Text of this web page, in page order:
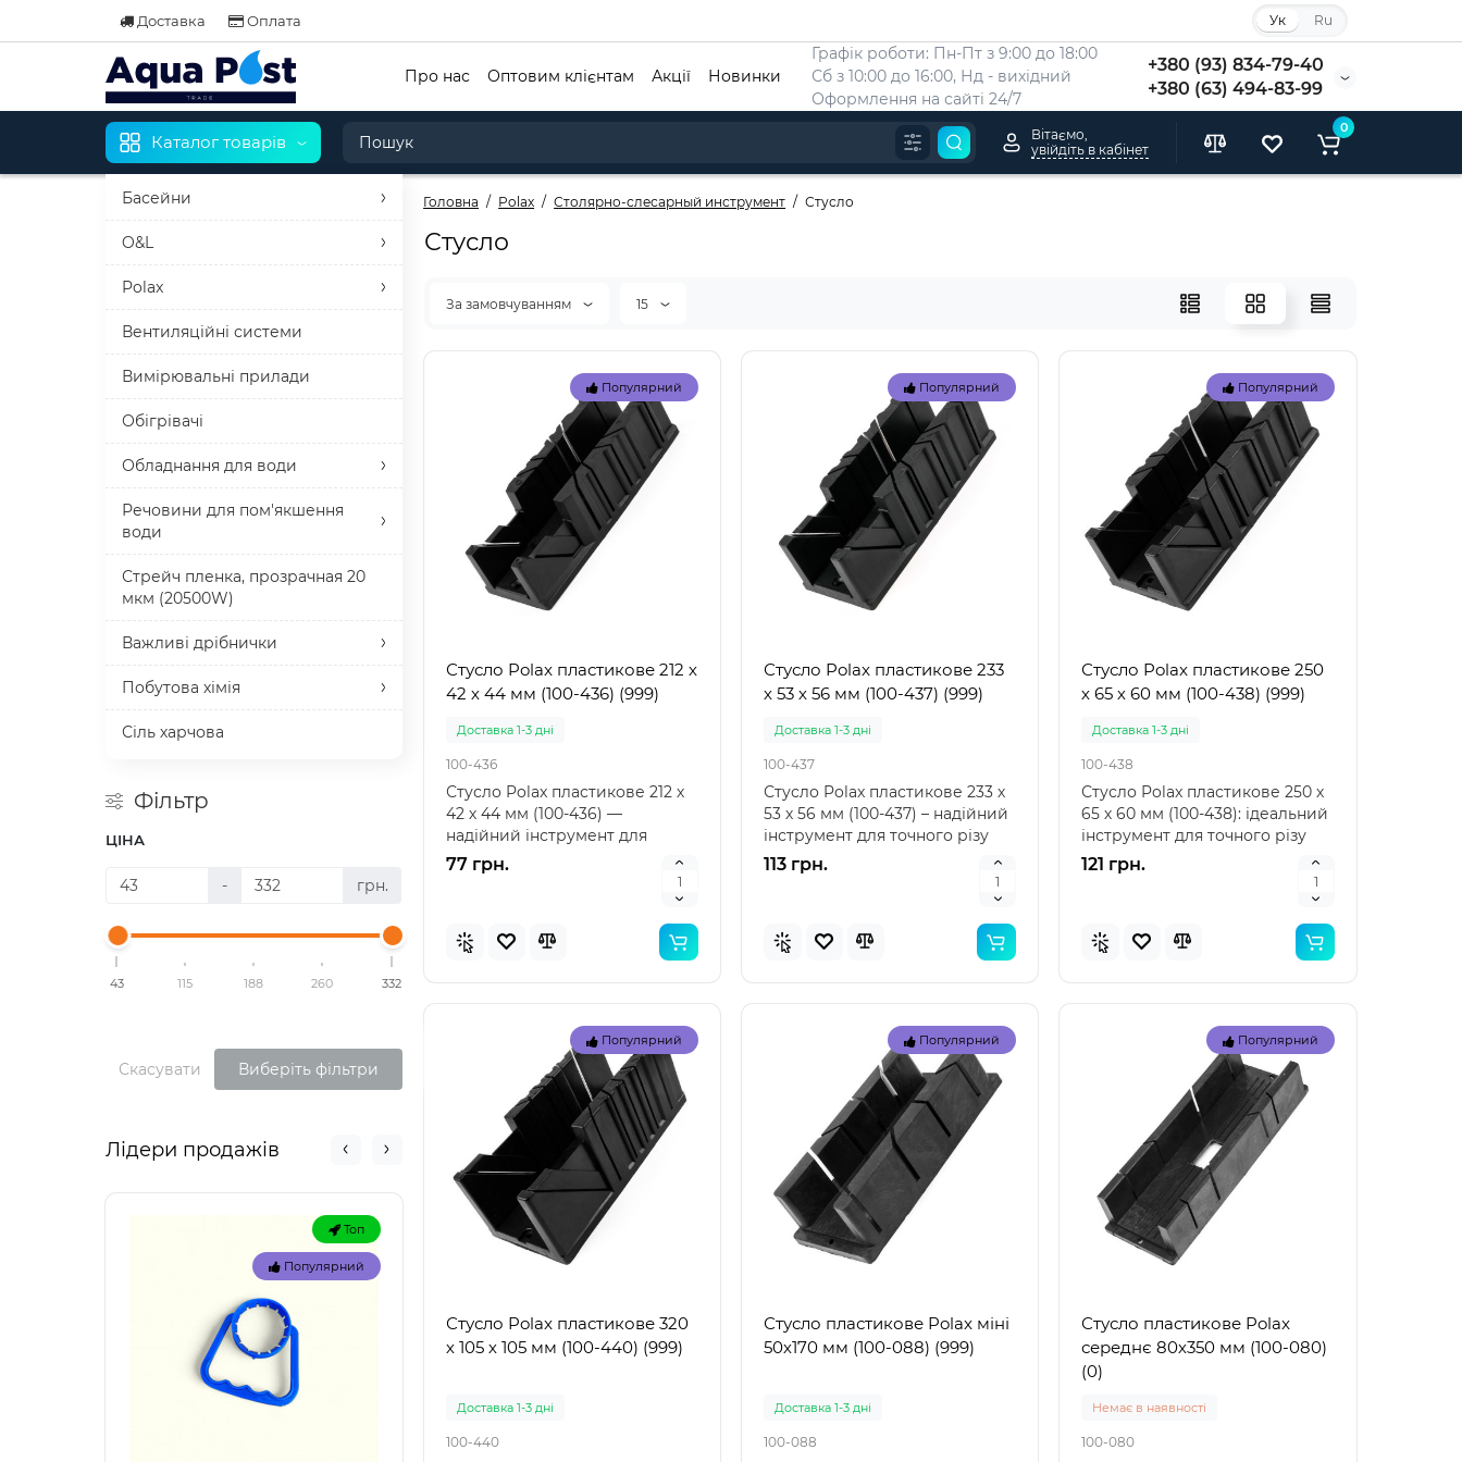
Доставка Оплата Ук Ru
Графік роботи: Пн-Пт з 9:00 до 18:00
Сб з 10:00 до 16:00, Нд - вихідний
Оформлення на сайтi 24/7
+380 (93) 834-79-40
+380 (63) 494-83-99
Про нас Оптовим клієнтам Акції Новинки
Каталог товарів
Басейни
O&L
Polax
Вентиляційні системи
Вимірювальні прилади
Обігрівачі
Обладнання для води
Речовини для пом'якшення
води
Стрейч пленка, прозрачная 20
мкм (20500W)
Важливі дрібнички
Побутова хімія
Сіль харчова
Вітаємо,
увійдіть в кабінет
0
Головна Polax Столярно-слесарный инструмент Стусло
Фільтр
ЦІНА
- грн.
43 115 188 260 332
Скасувати Виберіть фільтри
Лідери продажів
Топ
Популярний
Стусло
За замовчуванням 15
Популярний
Стусло Polax пластикове 212 х
42 х 44 мм (100-436) (999)
Доставка 1-3 дні
100-436
Стусло Polax пластикове 212 х
42 х 44 мм (100-436) —
надійний інструмент для
точного різу Стусло Pol..
77 грн.
Популярний
Стусло Polax пластикове 233
х 53 х 56 мм (100-437) (999)
Доставка 1-3 дні
100-437
Стусло Polax пластикове 233 х
53 х 56 мм (100-437) – надійний
інструмент для точного різу
Стусло Pol..
113 грн.
Популярний
Стусло Polax пластикове 250
х 65 х 60 мм (100-438) (999)
Доставка 1-3 дні
100-438
Стусло Polax пластикове 250 х
65 х 60 мм (100-438): ідеальний
інструмент для точного різу
Стусло Pol..
121 грн.
Популярний
Стусло Polax пластикове 320
х 105 х 105 мм (100-440) (999)
Доставка 1-3 дні
100-440
Популярний
Стусло пластикове Polax міні
50х170 мм (100-088) (999)
Доставка 1-3 дні
100-088
Популярний
Стусло пластикове Polax
середнє 80х350 мм (100-080)
(0)
Немає в наявності
100-080